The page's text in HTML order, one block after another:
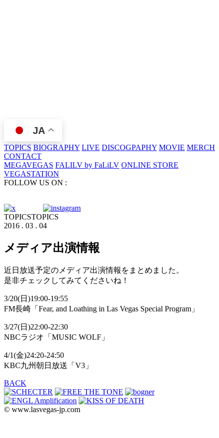
JA
TOPICS BIOGRAPHY LIVE DISCOGPAPHY MOVIE MERCH
CONTACT
MEGAVEGAS FALILV by FaLiLV ONLINE STORE
VEGASTATION
FOLLOW US ON :
TOPICSTOPICS
2016 . 03 . 04
メディア出演情報
近日放送予定のメディア出演情報をまとめました。
是非チェックしてみてくださいね！
3/20(日)19:00-19:55
FM長崎「Fear, and Loathing in Las Vegas Special Program」
3/27(日)22:00-22:30
NBCラジオ「MUSIC WOLF」
4/1(金)24:20-24:50
KBC九州朝日放送「V3」
BACK
© www.lasvegas-jp.com